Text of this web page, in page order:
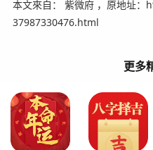
本文來自： 紫微府 ，原地址
37987330476.html
更多